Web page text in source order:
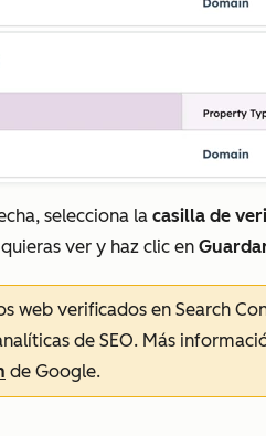
selecciona la casilla de
ver y haz clic en
web verificados en Search
de SEO. Más
de Google.